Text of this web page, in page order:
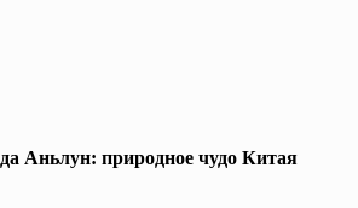
Аньлун: природное чудо Китая